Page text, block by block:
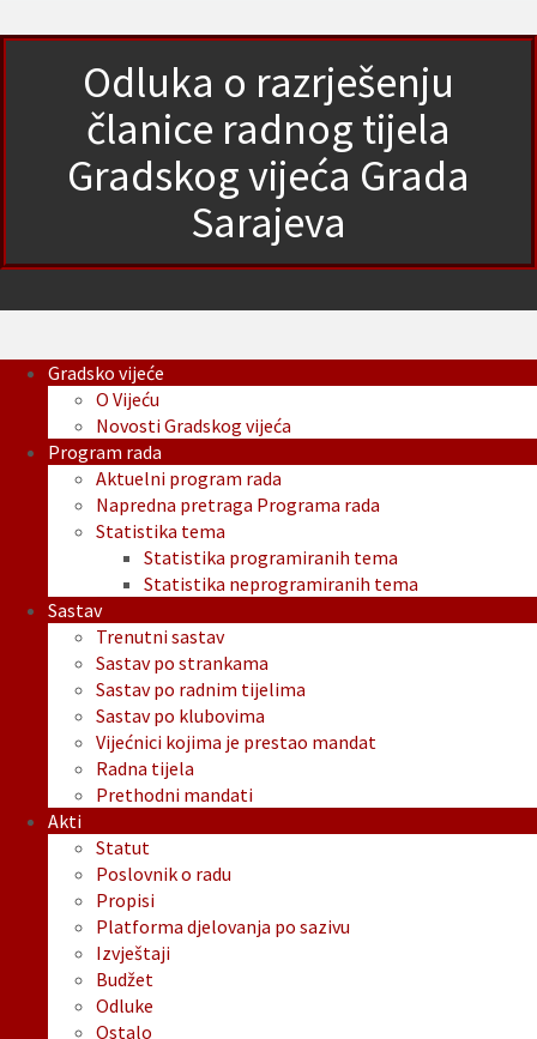
Odluka o razrješenju
članice radnog tijela
Gradskog vijeća Grada
Sarajeva
Gradsko vijeće
O Vijeću
Novosti Gradskog vijeća
Program rada
Aktuelni program rada
Napredna pretraga Programa rada
Statistika tema
Statistika programiranih tema
Statistika neprogramiranih tema
Sastav
Trenutni sastav
Sastav po strankama
Sastav po radnim tijelima
Sastav po klubovima
Vijećnici kojima je prestao mandat
Radna tijela
Prethodni mandati
Akti
Statut
Poslovnik o radu
Propisi
Platforma djelovanja po sazivu
Izvještaji
Budžet
Odluke
Ostalo